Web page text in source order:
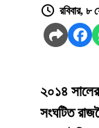
রবিবার,
২০১৪ সালের
সংঘটিত